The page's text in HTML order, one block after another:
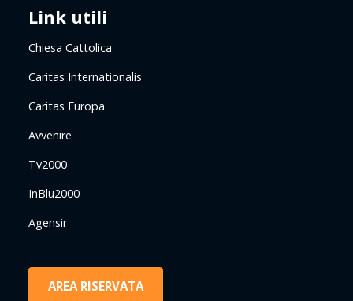
Link utili
Chiesa Cattolica
Caritas Internationalis
Caritas Europa
Avvenire
Tv2000
InBlu2000
Agensir
AREA RISERVATA